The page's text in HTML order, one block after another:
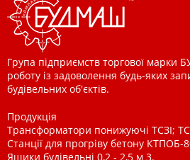
Група підприємств торгової
роботу із задоволення будь-яких
будівельних об'єктів.
Продукція
Трансформатори понижуючі ТСЗІ;
Станції для прогріву бетону КТПОБ-
Ящики будівельні 0,2 - 2,5 м 3.